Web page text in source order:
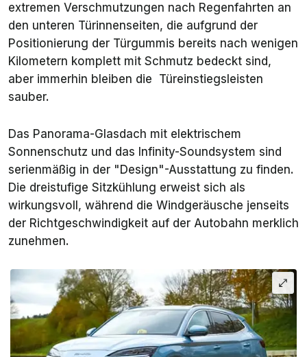
extremen Verschmutzungen nach Regenfahrten an
den unteren Türinnenseiten, die aufgrund der
Positionierung der Türgummis bereits nach wenigen
Kilometern komplett mit Schmutz bedeckt sind,
aber immerhin bleiben die Türeinstiegsleisten
sauber.
Das Panorama-Glasdach mit elektrischem
Sonnenschutz und das Infinity-Soundsystem sind
serienmäßig in der "Design"-Ausstattung zu finden.
Die dreistufige Sitzkühlung erweist sich als
wirkungsvoll, während die Windgeräusche jenseits
der Richtgeschwindigkeit auf der Autobahn merklich
zunehmen.